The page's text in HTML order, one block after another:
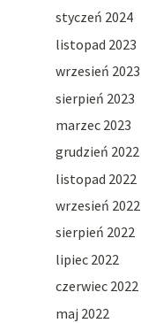
styczeń 2024
listopad 2023
wrzesień 2023
sierpień 2023
marzec 2023
grudzień 2022
listopad 2022
wrzesień 2022
sierpień 2022
lipiec 2022
czerwiec 2022
maj 2022